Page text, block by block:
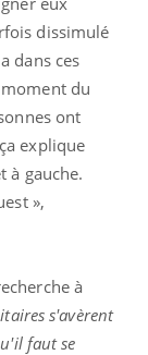
dissimulé
dans ces
du
ont
explique
à gauche.
»,
à
s'avèrent
faut se